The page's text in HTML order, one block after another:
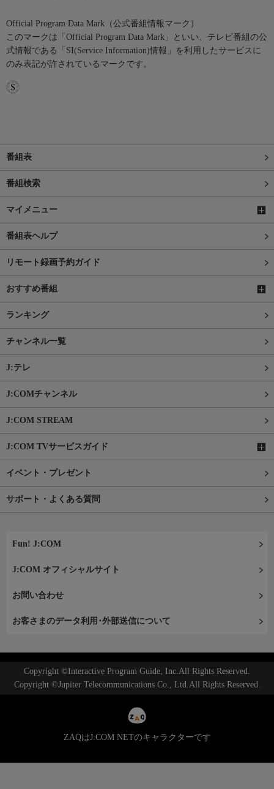
Official Program Data Mark（公式番組情報マーク）
このマークは「Official Program Data Mark」といい、テレビ番組の公
式情報である「SI(Service Information)情報」を利用したサービスに
のみ表記が許されているマークです。
番組表
番組検索
マイメニュー
番組表ヘルプ
リモート録画予約ガイド
おすすめ番組
ランキング
チャンネル一覧
J:テレ
J:COMチャンネル
J:COM STREAM
J:COM TVサービスガイド
イベント・プレゼント
サポート・よくある質問
Fun! J:COM
J:COM オフィシャルサイト
お問い合わせ
お客さまのデータ利用･外部送信について
Copyright ©Interactive Program Guide, Inc.All Rights Reserved.
Copyright ©Jupiter Telecommunications Co., Ltd.All Rights Reserved.
ZAQはJ:COM NETのキャラクターです